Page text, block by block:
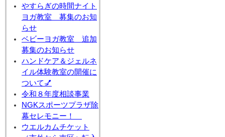
やすらぎの時間ナイト
ヨガ教室 募集のお知
らせ
ベビーヨガ教室 追加
募集のお知らせ
ハンドケア＆ジェルネ
イル体験教室の開催に
ついて💅
令和８年度相談事業
NGKスポーツプラザ除
幕セレモニー！
ウエルカムチケット